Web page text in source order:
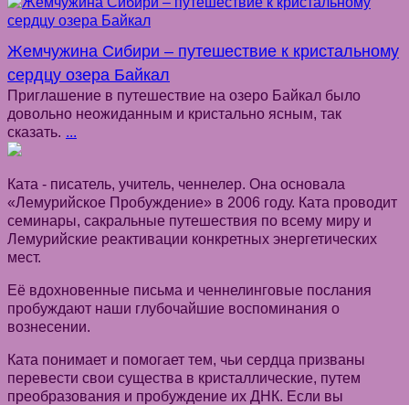
Жемчужина Сибири – путешествие к кристальному
сердцу озера Байкал
Приглашение в путешествие на озеро Байкал было
довольно неожиданным и кристально ясным, так
сказать. ...
Ката - писатель, учитель, ченнелер. Она основала
«Лемурийское Пробуждение» в 2006 году. Ката проводит
семинары, сакральные путешествия по всему миру и
Лемурийские реактивации конкретных энергетических
мест.
Её вдохновенные письма и ченнелинговые послания
пробуждают наши глубочайшие воспоминания о
вознесении.
Ката понимает и помогает тем, чьи сердца призваны
перевести свои существа в кристаллические, путем
преобразования и пробуждение их ДНК. Если вы